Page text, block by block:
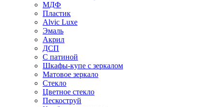
МДФ
Пластик
Alvic Luxe
Эмаль
Акрил
ДСП
С патиной
Шкафы-купе с зеркалом
Матовое зеркало
Стекло
Цветное стекло
Пескоструй